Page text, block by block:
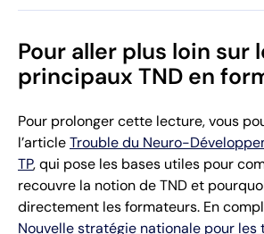
Pour aller plus loin sur
principaux TND en
Pour prolonger cette lecture, vous
l’articleTrouble du Neuro-
TP, qui pose les bases utiles pour
recouvre la notion de TND et
directement les formateurs. En
Nouvelle stratégie nationale pour les